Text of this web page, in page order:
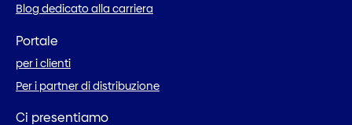
Blog dedicato alla carriera
Portale
per i clienti
Per i partner di distribuzione
Ci presentiamo